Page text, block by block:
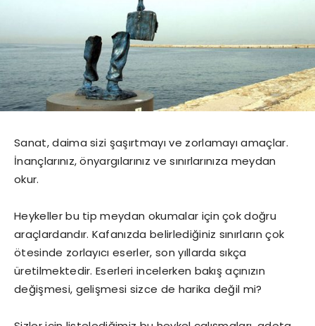
Sanat, daima sizi şaşırtmayı ve zorlamayı amaçlar.
İnançlarınız, önyargılarınız ve sınırlarınıza meydan
okur.
Heykeller bu tip meydan okumalar için çok doğru
araçlardandır. Kafanızda belirlediğiniz sınırların çok
ötesinde zorlayıcı eserler, son yıllarda sıkça
üretilmektedir. Eserleri incelerken bakış açınızın
değişmesi, gelişmesi sizce de harika değil mi?